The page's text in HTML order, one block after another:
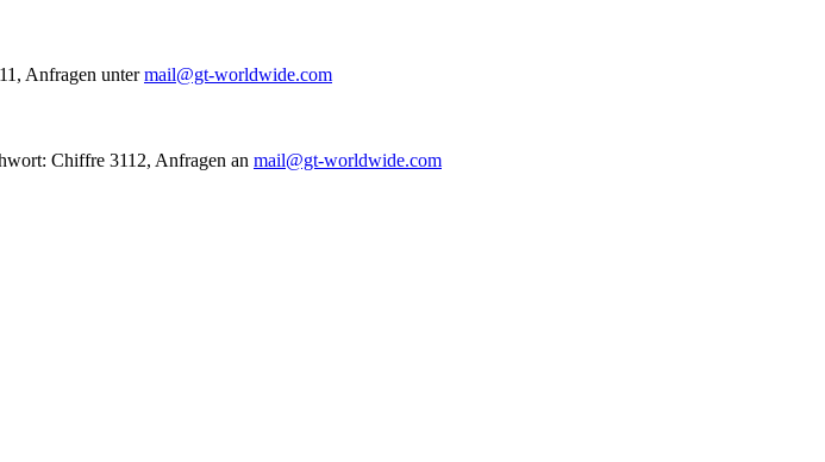
Anfragen untermail@gt-worldwide.com
Chiffre 3112, Anfragen an mail@gt-worldwide.com